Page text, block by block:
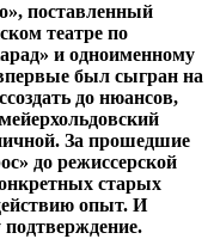
поставленный
театре по
и одноименному
был сыгран на
до нюансов,
За прошедшие
до режиссерской
старых
опыт. И